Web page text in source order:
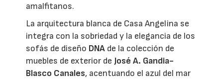
amalfitanos.
La arquitectura blanca de Casa Angelina se
integra con la sobriedad y la elegancia de los
sofás de diseño DNA de la colección de
muebles de exterior deJosé A. Gandia-
Blasco Canales, acentuando el azul del mar